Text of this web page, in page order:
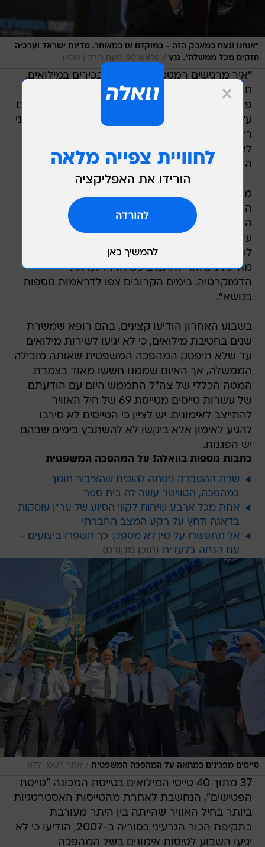
"אנחנו ננצח במאבק הזה - במוקדם או במאוחר. מדינת ישראל וערכיה
חזקים מכל ממשלה". גנץ / פלאש 90, נועם ריבקין פנטון
"איך מרגישים רמטכ"לים וקצינים בכירים במילואים,
חלקם גיבורי מלחמות ישראל, שמכנים אותם ואת
פקודיהם טרוריסטים ומעלילים עליהם שהם ממומנים
על ידי איראן?", המשיך יו"ר המחנה הממלכתי. "אדוני
ראש הממשלה - קצת צניעות. אנחנו ואנשי המחאה
לא פחות פטריוטים מכם. לא פחות אוהבים את
המדינה מכם ולא פחות עושים מכם".
מחותמי עצומת המילואים של מערך המבצעים
המיוחדים נמסר בתגובה: "גנץ ואנשיו לא מבינים את
הסיטואציה ולא מייצגים את קולנו.
עוד ועוד מצטרפים אלינו כל הזמן. לא נתנדב
למילואים תחת דיקטטורה, בשום מצב, ולא משנה
מה יגידו. נחזור להתנדב כשיחזירו לנו את
הדמוקרטיה. בימים הקרובים צפו לדראמות נוספות
בנושא".
בשבוע האחרון הודיעו קצינים, בהם רופא שמשרת
שנים בחטיבת מילואים, כי לא יגיעו לשירות מילואים
עד שלא תיפסק המהפכה המשפטית שאותה מובילה
הממשלה, אך האיום שממנו חששו מאוד בצמרת
המטה הכללי של צה"ל התממש היום עם הודעתם
של עשרות טייסים מטייסת 69 של חיל האוויר
להתייצב לאימונים. יש לציין כי הטייסים לא סירבו
להגיע לאימון אלא ביקשו לא להשתבץ בימים שבהם
יש הפגנות.
כתבות נוספות בוואלה! על המהפכה המשפטית
שרת ההסברה ניסתה להוכיח שהציבור תומך
במהפכה, הטוויטר עשה לה בית ספר
אחת מכל ארבע שיחות לקווי הסיוע של ער"ן עוסקות
בדאגה ולחץ על רקע המצב החברתי
אל תתפשרו על מין לא מספק: כך תשפרו ביצועים -
עם הנחה בלעדית
טייסים מפגינים במחאה על המהפכה המשפטית / אתר רשמי, ללא
37 מתוך 40 טייסי המילואים בטייסת המכונה "טייסת
הפטישים", הנחשבת לאחרת מהטייסות האסטרטגיות
ביותר בחיל האוויר שהייתה בין היתר מעורבת
בתקיפת הכור הגרעיני בסוריה ב-2007, הודיעו כי לא
יגיעו השבוע לטיסות אימונים בשל המהפכה